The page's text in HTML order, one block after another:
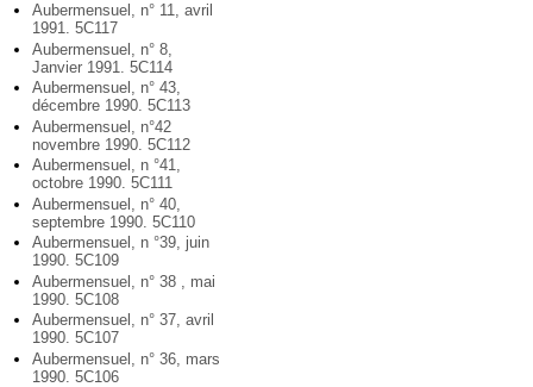
Aubermensuel, n° 11, avril
1991. 5C117
Aubermensuel, n° 8,
Janvier 1991. 5C114
Aubermensuel, n° 43,
décembre 1990. 5C113
Aubermensuel, n°42
novembre 1990. 5C112
Aubermensuel, n °41,
octobre 1990. 5C111
Aubermensuel, n° 40,
septembre 1990. 5C110
Aubermensuel, n °39, juin
1990. 5C109
Aubermensuel, n° 38 , mai
1990. 5C108
Aubermensuel, n° 37, avril
1990. 5C107
Aubermensuel, n° 36, mars
1990. 5C106